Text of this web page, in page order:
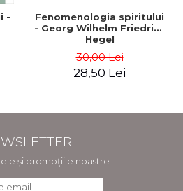
-
Fenomenologia spiritului
- Georg Wilhelm Friedrich
Hegel
30,00 Lei
28,50 Lei
și promoțiile noastre